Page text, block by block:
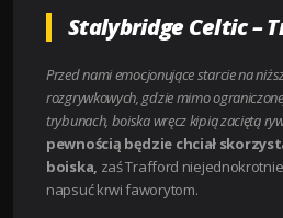
Stalybridge Celtic –
Przed nami emocjonujące starcie na
rozgrywkowych, gdzie mimo
trybunach, boiska wręcz kipią zaciętą
pewnością będzie chciał
boiska, zaś Trafford
napsuć krwi faworytom.